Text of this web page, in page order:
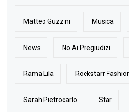
Matteo Guzzini Musica
News No Ai Pregiudizi
Rama Lila Rockstarr
Sarah Pietrocarlo Star